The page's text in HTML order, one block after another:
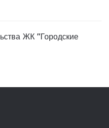
ЖК "Городские